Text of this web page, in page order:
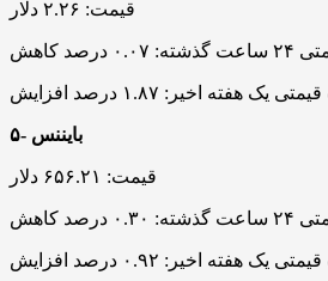
قیمت: ۲.۲۶ دلار
۵- بایننس
قیمت: ۶۵۶.۲۱ دلار
کاهش
یک هفته اخیر: ۰.۹۲ درصد افزایش